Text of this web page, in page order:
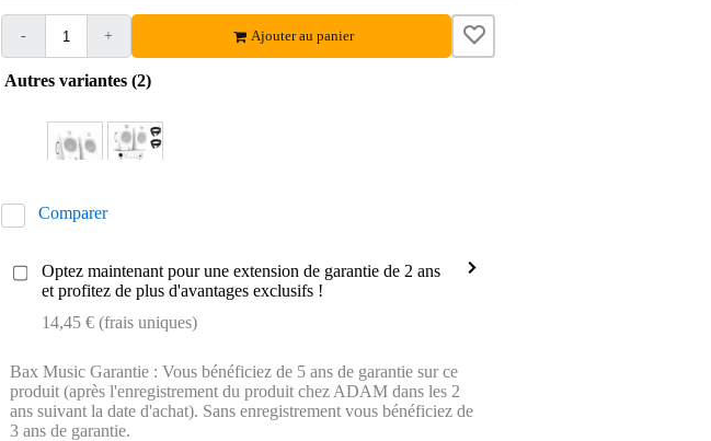
- + Ajouter au panier
Autres variantes (2)
Comparer
Optez maintenant pour une extension de garantie de 2 ans
et profitez de plus d'avantages exclusifs !
14,45 € (frais uniques)
Bax Music Garantie : Vous bénéficiez de 5 ans de garantie sur ce
produit (après l'enregistrement du produit chez ADAM dans les 2
ans suivant la date d'achat). Sans enregistrement vous bénéficiez de
3 ans de garantie.